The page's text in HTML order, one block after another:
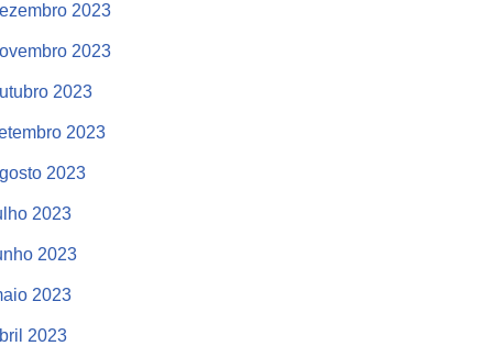
2023
2023
2023
2023
2023
2023
2023
2023
2023